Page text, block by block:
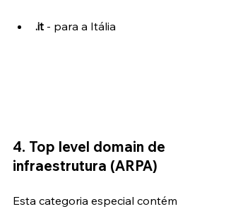
.it - ​​para a Itália
4. Top level domain de
infraestrutura (ARPA)
Esta categoria especial contém